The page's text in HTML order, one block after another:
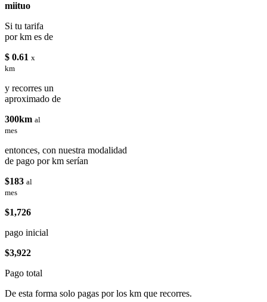
miituo
Si tu tarifa
por km es de
$ 0.61 x
km
y recorres un
aproximado de
300km al
mes
entonces, con nuestra modalidad
de pago por km serían
$183 al
mes
$1,726
pago inicial
$3,922
Pago total
De esta forma solo pagas por los km que recorres.